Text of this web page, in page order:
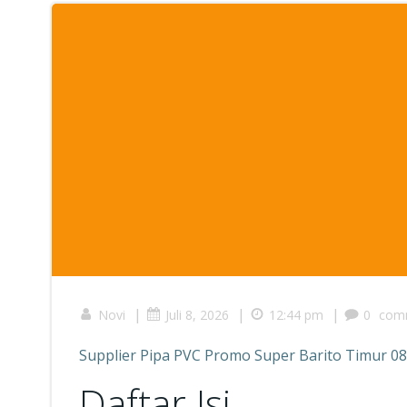
Novi | Juli 8, 2026 | 12:44 pm | 0
Supplier Pipa PVC Promo Super Barito Timur